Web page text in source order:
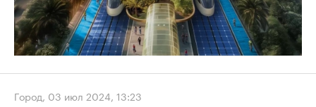
Город, 03 июл 2024, 13:23